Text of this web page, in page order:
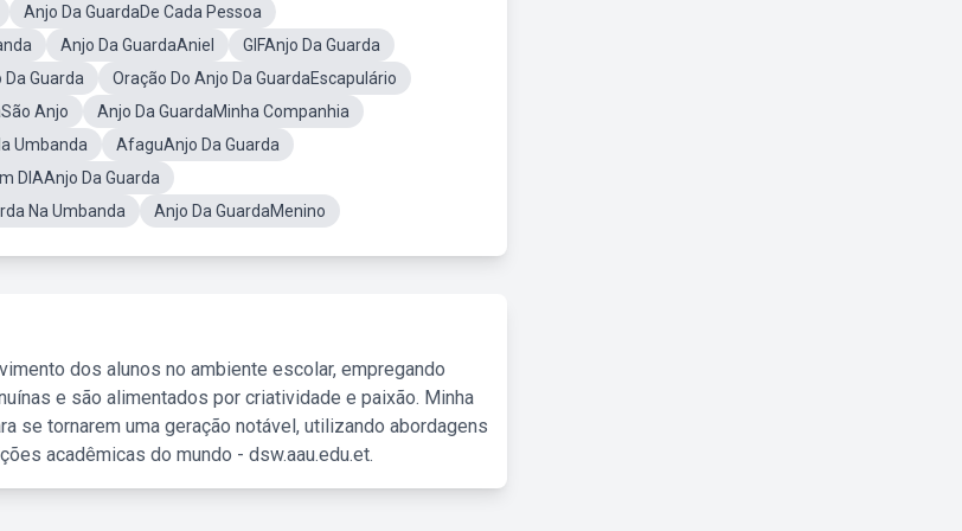
Anjo Da GuardaDe Cada Pessoa
Anjo Da GuardaAniel
GIFAnjo Da Guarda
Guarda
Oração Do Anjo Da GuardaEscapulário
Anjo
Anjo Da GuardaMinha Companhia
Umbanda
AfaguAnjo Da Guarda
DIAAnjo Da Guarda
Na Umbanda Anjo Da GuardaMenino
dos alunos no ambiente escolar, empregando
e são alimentados por criatividade e paixão. Minha
se tornarem uma geração notável, utilizando abordagens
acadêmicas do mundo - dsw.aau.edu.et.